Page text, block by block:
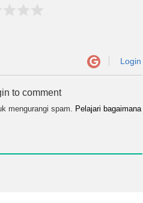
Login
to comment
mengurangi spam.
Pelajari bagaimana